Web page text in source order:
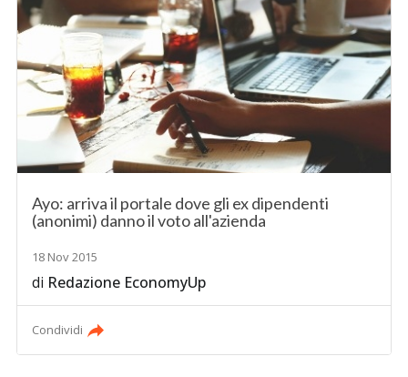
Ayo: arriva il portale dove gli ex dipendenti
(anonimi) danno il voto all'azienda
18 Nov 2015
di Redazione EconomyUp
Condividi